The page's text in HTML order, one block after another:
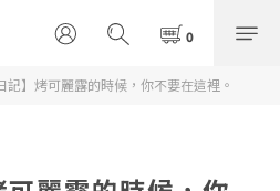
記】烤可麗露的時候，你不要在這裡。